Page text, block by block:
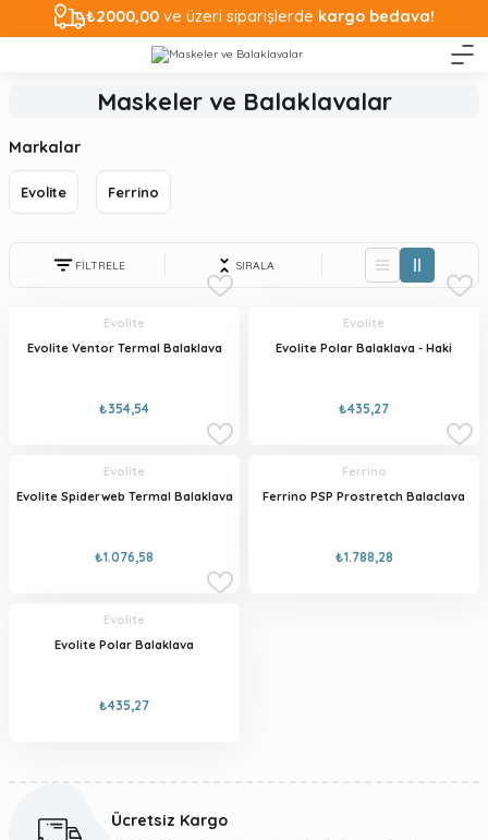
₺2000,00 ve üzeri siparişlerde kargo bedava!
Maskeler ve Balaklavalar
Markalar
Evolite Ferrino
FİLTRELE SIRALA
Evolite
Evolite Ventor Termal Balaklava
₺354,54
Evolite
Evolite Polar Balaklava - Haki
₺435,27
Evolite
Evolite Spiderweb Termal Balaklava
₺1.076,58
Ferrino
Ferrino PSP Prostretch Balaclava
₺1.788,28
Evolite
Evolite Polar Balaklava
₺435,27
Ücretsiz Kargo